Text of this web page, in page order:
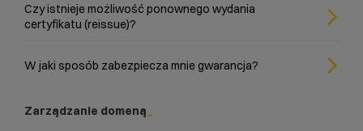
Czy istnieje możliwość ponownego wydania
certyfikatu (reissue)?
W jaki sposób zabezpiecza mnie gwarancja?
Zarządzanie domeną